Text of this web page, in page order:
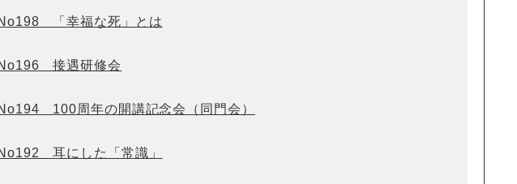
「幸福な死」とは
接遇研修会
100周年の開講記念会（同門会）
耳にした「常識」